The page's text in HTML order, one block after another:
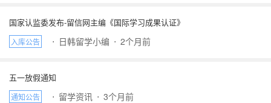
国家认监委发布-留信网主编《国际学习成果认证》
入库公告 ⋅ 日韩留学小编 ⋅ 2个月前
五一放假通知
通知公告 ⋅ 留学资讯 ⋅ 3个月前